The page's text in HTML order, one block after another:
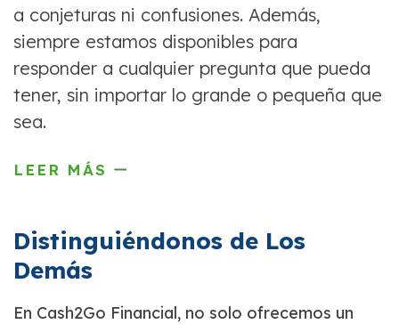
a conjeturas ni confusiones. Además,
siempre estamos disponibles para
responder a cualquier pregunta que pueda
tener, sin importar lo grande o pequeña que
sea.
LEER MÁS
Distinguiéndonos de Los
Demás
En Cash2Go Financial, no solo ofrecemos un